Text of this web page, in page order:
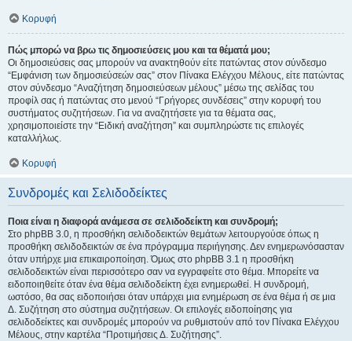
Κορυφή
Πώς μπορώ να βρω τις δημοσιεύσεις μου και τα θέματά μου;
Οι δημοσιεύσεις σας μπορούν να ανακτηθούν είτε πατώντας στον σύνδεσμο
“Εμφάνιση των δημοσιεύσεών σας” στον Πίνακα Ελέγχου Μέλους, είτε πατώντας
στον σύνδεσμο “Αναζήτηση δημοσιεύσεων μέλους” μέσω της σελίδας του
προφίλ σας ή πατώντας στο μενού “Γρήγορες συνδέσεις” στην κορυφή του
συστήματος συζητήσεων. Για να αναζητήσετε για τα θέματα σας,
χρησιμοποιείστε την “Ειδική αναζήτηση” και συμπληρώστε τις επιλογές
καταλλήλως.
Κορυφή
Συνδρομές και Σελιδοδείκτες
Ποια είναι η διαφορά ανάμεσα σε σελιδοδείκτη και συνδρομή;
Στο phpBB 3.0, η προσθήκη σελιδοδεικτών θεμάτων λειτουργούσε όπως η
προσθήκη σελιδοδεικτών σε ένα πρόγραμμα περιήγησης. Δεν ενημερωνόσασταν
όταν υπήρχε μια επικαιροποίηση. Όμως στο phpBB 3.1 η προσθήκη
σελιδοδεικτών είναι περισσότερο σαν να εγγραφείτε στο θέμα. Μπορείτε να
ειδοποιηθείτε όταν ένα θέμα σελιδοδείκτη έχει ενημερωθεί. Η συνδρομή,
ωστόσο, θα σας ειδοποιήσει όταν υπάρχει μια ενημέρωση σε ένα θέμα ή σε μια
Δ. Συζήτηση στο σύστημα συζητήσεων. Οι επιλογές ειδοποίησης για
σελιδοδείκτες και συνδρομές μπορούν να ρυθμιστούν από τον Πίνακα Ελέγχου
Μέλους, στην καρτέλα “Προτιμήσεις Δ. Συζήτησης”.